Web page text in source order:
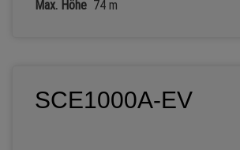
Max. Höhe 74 m
SCE1000A-EV